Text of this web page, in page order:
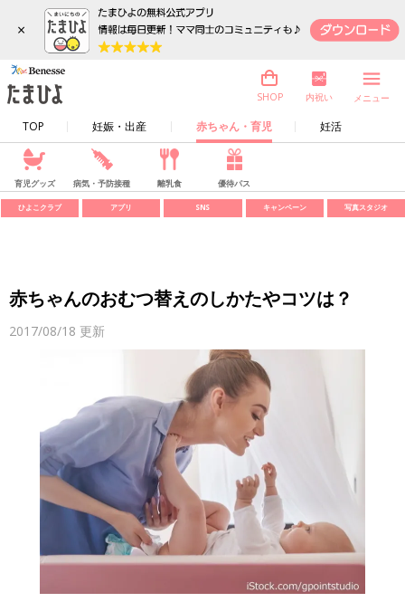
×
TOP 妊娠・出産 赤ちゃん・育児 妊活
SHOP 内祝い メニュー
育児グッズ 病気・予防接種 離乳食 優待パス
ひよこクラブ アプリ SNS キャンペーン 写真スタジオ
赤ちゃんのおむつ替えのしかたやコツは？
2017/08/18 更新